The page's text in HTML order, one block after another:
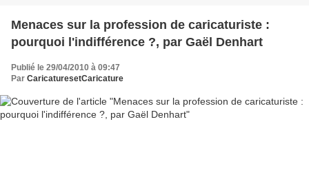
Menaces sur la profession de caricaturiste :
pourquoi l'indifférence ?, par Gaël Denhart
Publié le 29/04/2010 à 09:47
Par CaricaturesetCaricature